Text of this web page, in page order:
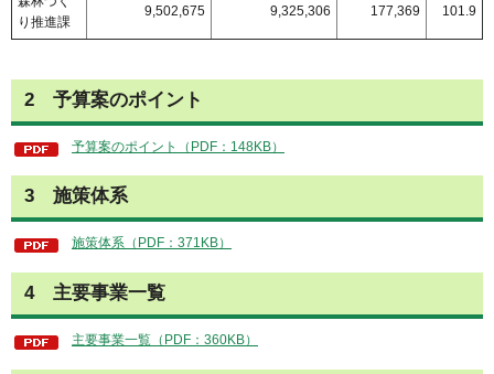
り推進課
9,502,675 9,325,306 177,369 101.9
2 予算案のポイント
予算案のポイント（PDF：148KB）
3 施策体系
施策体系（PDF：371KB）
4 主要事業一覧
主要事業一覧（PDF：360KB）